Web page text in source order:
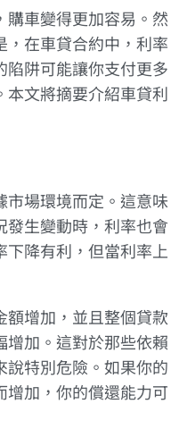
購車變得更加容易。然
，在車貸合約中，利率
陷阱可能讓你支付更多
本文將摘要介紹車貸利
市場環境而定。這意味
發生變動時，利率也會
降有利，但當利率上
增加，並且整個貸款
加。這對於那些依賴
說特別危險。如果你的
增加，你的償還能力可